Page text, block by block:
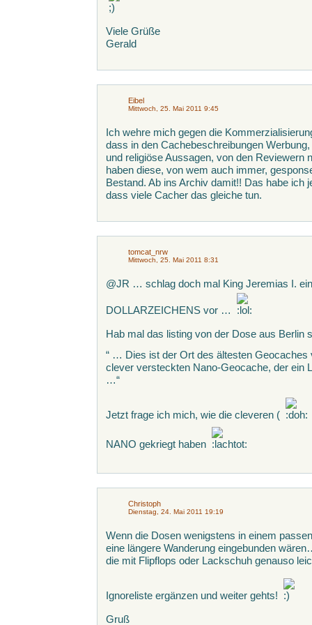
Viele Grüße
Gerald
Eibel
Mittwoch, 25. Mai 2011 9:45
Ich wehre mich gegen die
dass in den Cachebeschreibungen
und religiöse Aussagen, von den Reviewern
haben diese, von wem auch immer,
Bestand. Ab ins Archiv damit!! Das habe ich
dass viele Cacher das gleiche tun.
tomcat_nrw
Mittwoch, 25. Mai 2011 8:31
@JR … schlag doch mal King Jeremias I.
DOLLARZEICHENS vor …
Hab mal das listing von der Dose aus Berlin
“ … Dies ist der Ort des ältesten Geocaches
clever versteckten Nano-Geocache, der ein
…“
Jetzt frage ich mich, wie die cleveren (
NANO gekriegt haben
Christoph
Dienstag, 24. Mai 2011 19:19
Wenn die Dosen wenigstens in einem
eine längere Wanderung eingebunden
die mit Flipflops oder Lackschuh genauso
Ignoreliste ergänzen und weiter gehts!
Gruß